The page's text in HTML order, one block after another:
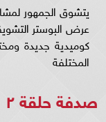
عرض البوستر
كوميدية جديدة
المختلفة
صدفة حلقة ٢